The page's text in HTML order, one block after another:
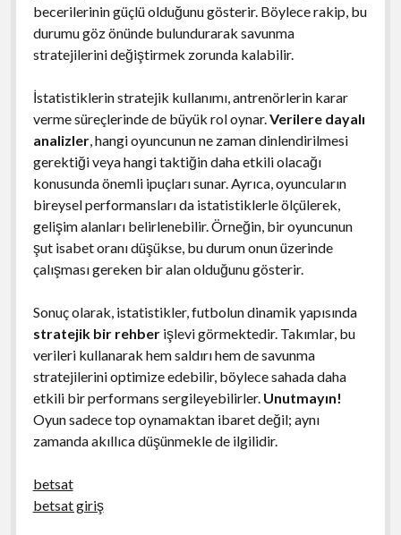
becerilerinin güçlü olduğunu gösterir. Böylece rakip, bu
durumu göz önünde bulundurarak savunma
stratejilerini değiştirmek zorunda kalabilir.
İstatistiklerin stratejik kullanımı, antrenörlerin karar
verme süreçlerinde de büyük rol oynar.Verilere dayalı
analizler, hangi oyuncunun ne zaman dinlendirilmesi
gerektiği veya hangi taktiğin daha etkili olacağı
konusunda önemli ipuçları sunar. Ayrıca, oyuncuların
bireysel performansları da istatistiklerle ölçülerek,
gelişim alanları belirlenebilir. Örneğin, bir oyuncunun
şut isabet oranı düşükse, bu durum onun üzerinde
çalışması gereken bir alan olduğunu gösterir.
Sonuç olarak, istatistikler, futbolun dinamik yapısında
stratejik bir rehberişlevi görmektedir. Takımlar, bu
verileri kullanarak hem saldırı hem de savunma
stratejilerini optimize edebilir, böylece sahada daha
etkili bir performans sergileyebilirler. Unutmayın!
Oyun sadece top oynamaktan ibaret değil; aynı
zamanda akıllıca düşünmekle de ilgilidir.
betsat
betsat giriş